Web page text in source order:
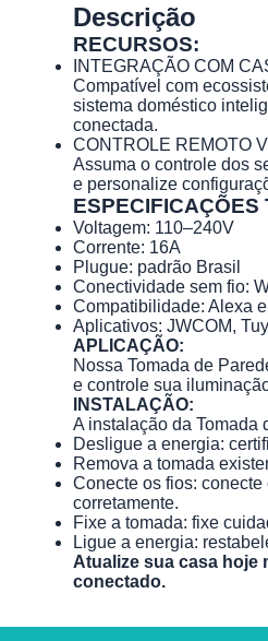
Descrição
RECURSOS:
INTEGRAÇÃO COM
Compatível com
sistema doméstico
conectada.
CONTROLE REMOTO
Assuma o controle dos
e personalize
ESPECIFICAÇÕES
Voltagem: 110–240V
Corrente: 16A
Plugue: padrão Brasil
Conectividade sem fio:
Compatibilidade: Alexa
Aplicativos: JWCOM,
APLICAÇÃO:
Nossa Tomada de
e controle sua
INSTALAÇÃO:
A instalação da Tomada
Desligue a energia:
Remova a tomada
Conecte os fios:
corretamente.
Fixe a tomada: fixe
Ligue a energia:
Atualize sua casa hoje
conectado.